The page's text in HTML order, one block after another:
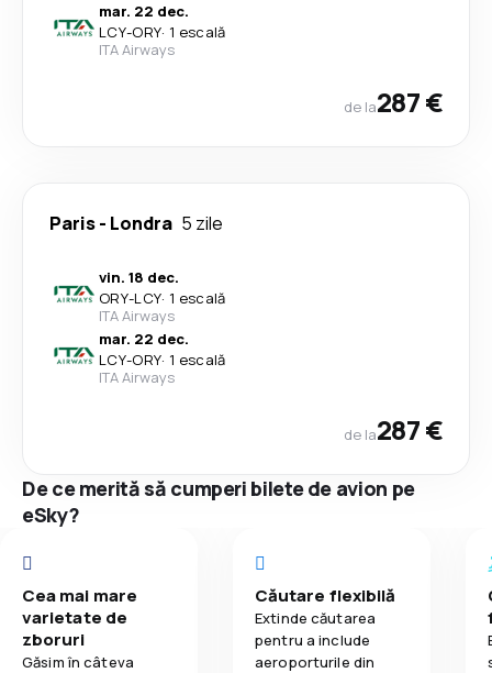
mar. 22 dec.
LCY-ORY· 1 escală
ITA Airways
de la287 €
Paris- Londra 5 zile
vin. 18 dec.
ORY-LCY· 1 escală
ITA Airways
mar. 22 dec.
LCY-ORY· 1 escală
ITA Airways
de la287 €
De ce merită să cumperi bilete de avion pe
eSky?
Cea mai mare
varietate de
zboruri
Găsim în câteva
Căutare flexibilă
Extinde căutarea
pentru a include
aeroporturile din